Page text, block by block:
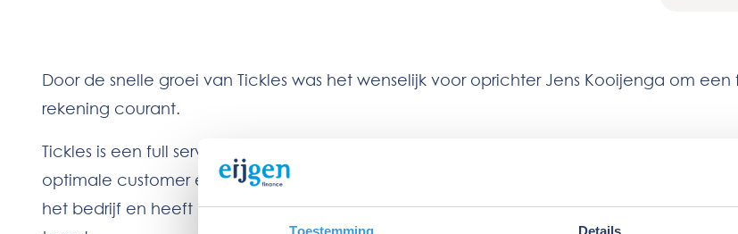
Door de snelle groei van Tickles was het wenselijk voor oprichter Jens Kooijenga om
rekening courant.
Tickles is een full service e-commerce bureau. Tickles koppelt de laatste technieken
optimale customer experience centraal staat. Tickles bestaat uit een jong team met
het bedrijf en heeft dit in de afgelopen vijf jaar weten uit te bouwen tot een zeer